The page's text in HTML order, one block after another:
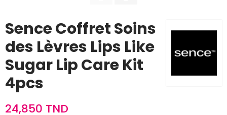
Sence Coffret Soins
des Lèvres Lips Like
Sugar Lip Care Kit
4pcs
24,850 TND